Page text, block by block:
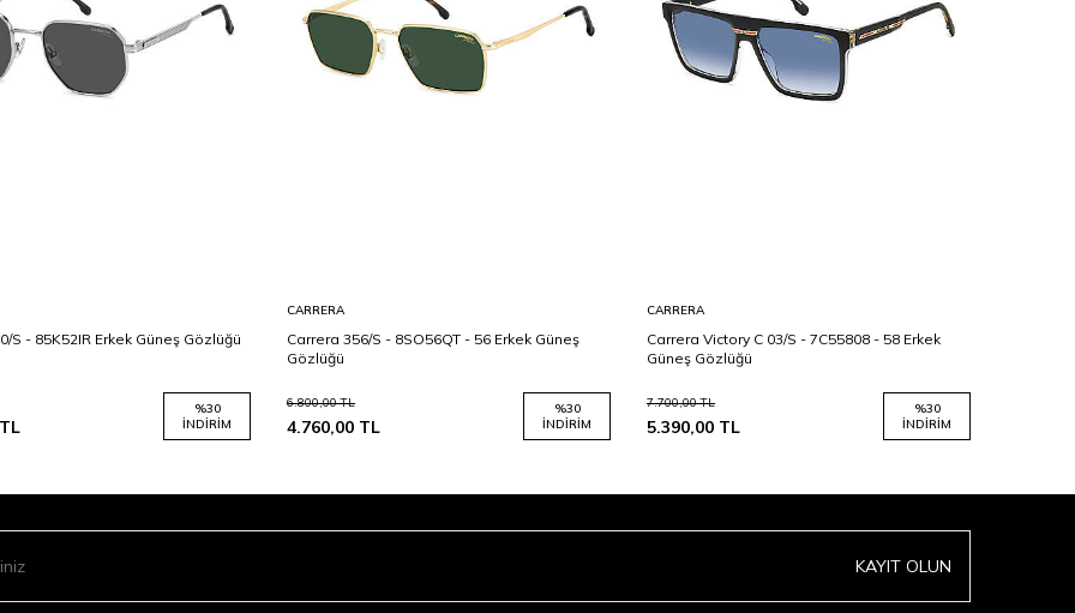
S - 85K52IR Erkek Güneş Gözlüğü
TL
%30
İNDIRIM
CARRERA
Carrera 356/S - 8SO56QT - 56 Erkek Güneş
Gözlüğü
6.800,00TL
4.760,00 TL
%30
İNDIRIM
CARRERA
Carrera Victory C 03/S - 7C55808 - 58 Erkek
Güneş Gözlüğü
7.700,00TL
5.390,00 TL
%30
İNDIRIM
KAYIT OLUN